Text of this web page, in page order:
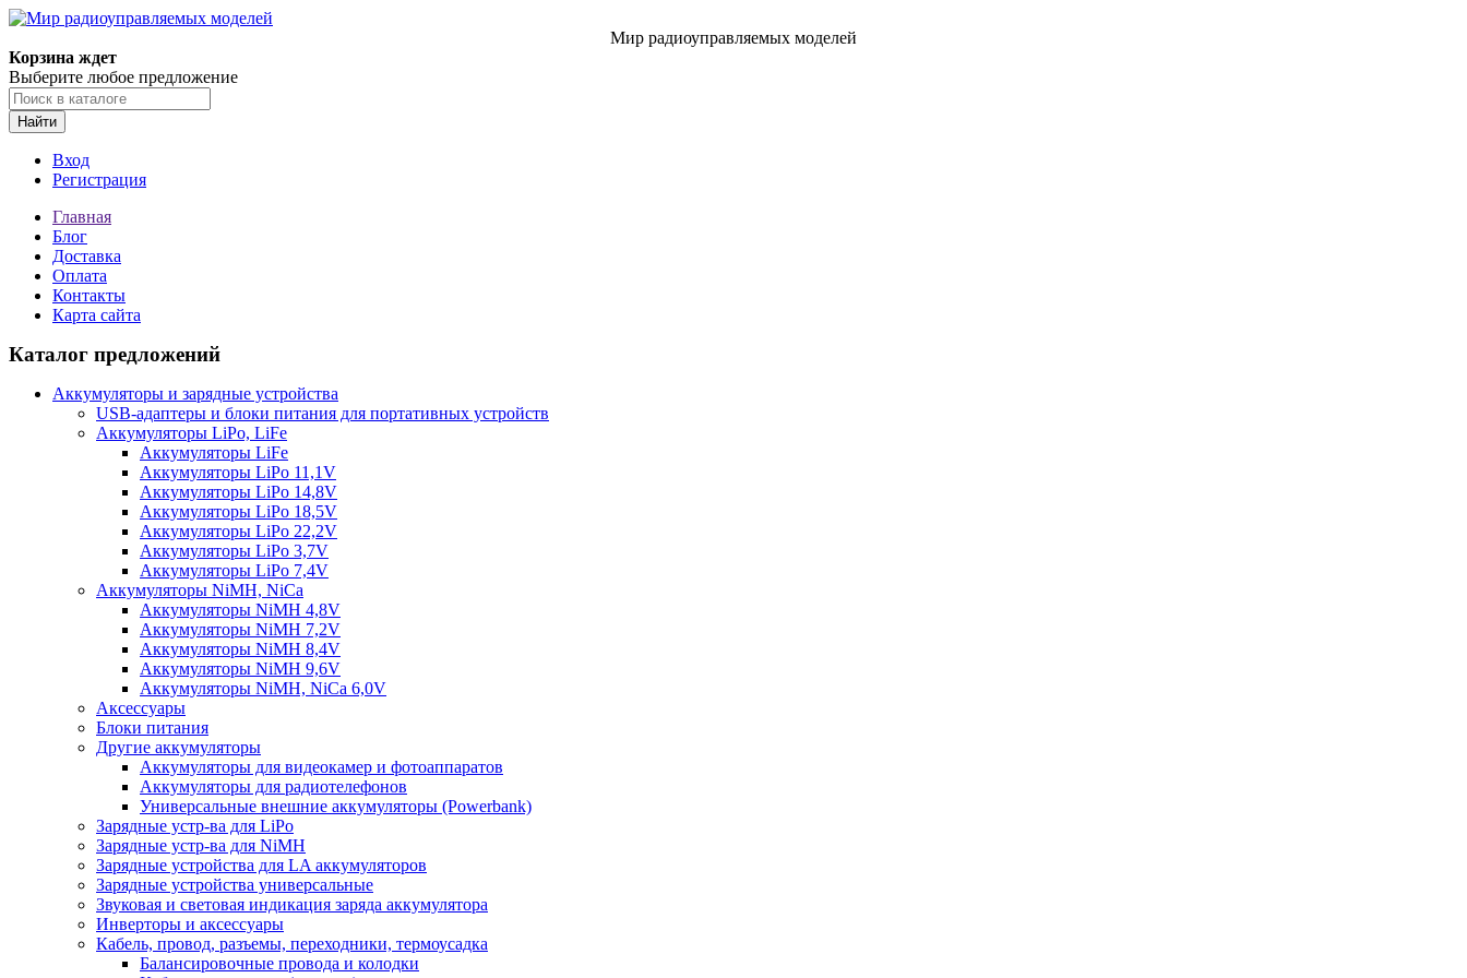
Мир радиоуправляемых моделей
Корзина ждет
Выберите любое предложение
Найти
Вход
Регистрация
Главная
Блог
Доставка
Оплата
Контакты
Карта сайта
Каталог предложений
Аккумуляторы и зарядные устройства
USB-адаптеры и блоки питания для портативных устройств
Аккумуляторы LiPo, LiFe
Аккумуляторы LiFe
Аккумуляторы LiPo 11,1V
Аккумуляторы LiPo 14,8V
Аккумуляторы LiPo 18,5V
Аккумуляторы LiPo 22,2V
Аккумуляторы LiPo 3,7V
Аккумуляторы LiPo 7,4V
Аккумуляторы NiMH, NiCa
Аккумуляторы NiMH 4,8V
Аккумуляторы NiMH 7,2V
Аккумуляторы NiMH 8,4V
Аккумуляторы NiMH 9,6V
Аккумуляторы NiMH, NiCa 6,0V
Аксессуары
Блоки питания
Другие аккумуляторы
Аккумуляторы для видеокамер и фотоаппаратов
Аккумуляторы для радиотелефонов
Универсальные внешние аккумуляторы (Powerbank)
Зарядные устр-ва для LiPo
Зарядные устр-ва для NiMH
Зарядные устройства для LA аккумуляторов
Зарядные устройства универсальные
Звуковая и световая индикация заряда аккумулятора
Инверторы и аксессуары
Кабель, провод, разъемы, переходники, термоусадка
Балансировочные провода и колодки